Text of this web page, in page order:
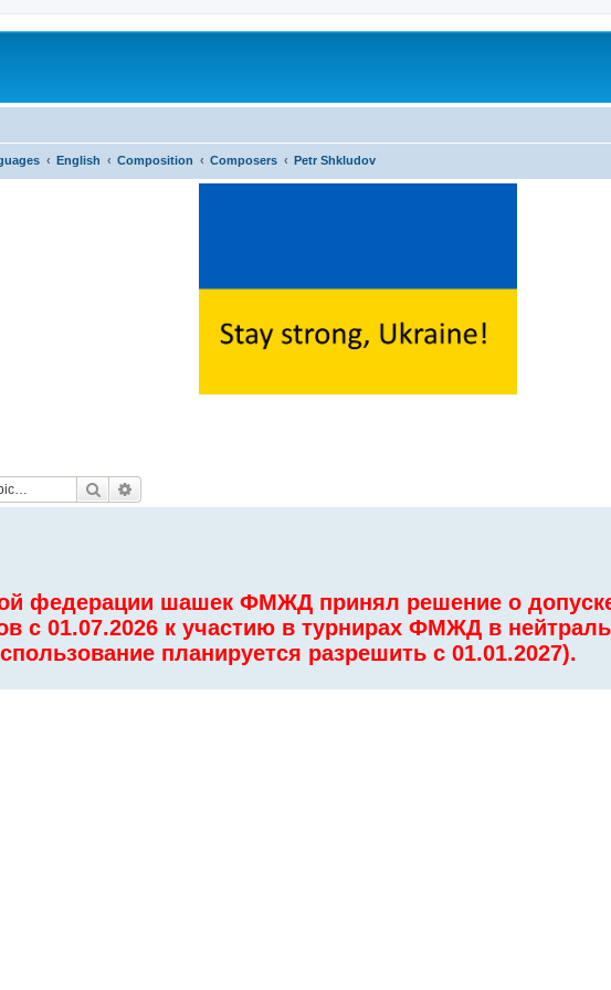
English Composition Composers Petr Shkludov
Search
федерации шашек ФМЖД принял решение о
с 01.07.2026 к участию в турнирах ФМЖД в
планируется разрешить с 01.01.2027).